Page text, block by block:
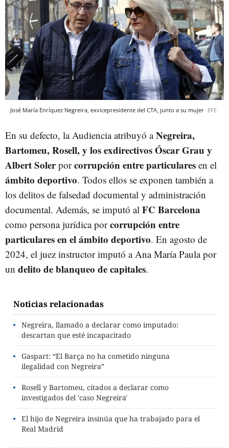
José María Enríquez Negreira, exvicepresidente del CTA, junto a su mujer EFE
En su defecto, la Audiencia atribuyó aNegreira,
Bartomeu, Rosell, y los exdirectivos Óscar Grau y
Albert Solerporcorrupción entre particulares en el
ámbito deportivo. Todos ellos se exponen también a
los delitos de falsedad documental y administración
documental. Además, se imputó al FC Barcelona
como persona jurídica porcorrupción entre
particulares en el ámbito deportivo. En agosto de
2024, el juez instructor imputó a Ana María Paula por
un delito de blanqueo de capitales.
Noticias relacionadas
Negreira, llamado a declarar como imputado:
descartan que esté incapacitado
Gaspart: “El Barça no ha cometido ninguna
ilegalidad con Negreira”
Rosell y Bartomeu, citados a declarar como
investigados del 'caso Negreira'
El hijo de Negreira insinúa que ha trabajado para el
Real Madrid